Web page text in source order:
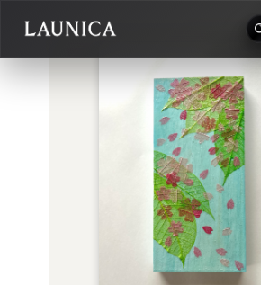
作品＋アーティスト
出品
お知らせ
ログイン
会員登録